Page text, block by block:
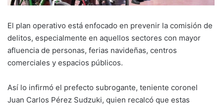
El plan operativo está enfocado en prevenir la comisión de
delitos, especialmente en aquellos sectores con mayor
afluencia de personas, ferias navideñas, centros
comerciales y espacios públicos.
Así lo infirmó el prefecto subrogante, teniente coronel
Juan Carlos Pérez Sudzuki, quien recalcó que estas